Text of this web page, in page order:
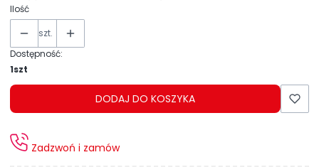
Ilość
szt.
Dostępność:
1szt
DODAJ DO KOSZYKA
Zadzwoń i zamów